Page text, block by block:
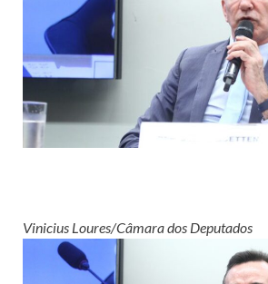
Vinicius Loures/Câmara dos Deputados